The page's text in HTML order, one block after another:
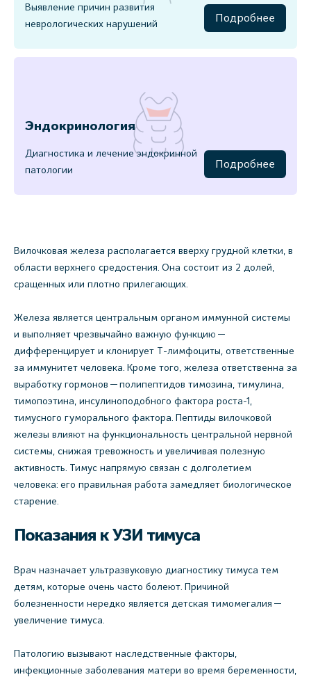
Выявление причин развития
неврологических нарушений
Подробнее
Эндокринология
Диагностика и лечение эндокринной
патологии
Подробнее
Вилочковая железа располагается вверху грудной клетки, в
области верхнего средостения. Она состоит из 2 долей,
сращенных или плотно прилегающих.
Железа является центральным органом иммунной системы
и выполняет чрезвычайно важную функцию —
дифференцирует и клонирует Т-лимфоциты, ответственные
за иммунитет человека. Кроме того, железа ответственна за
выработку гормонов — полипептидов тимозина, тимулина,
тимопоэтина, инсулиноподобного фактора роста-1,
тимусного гуморального фактора. Пептиды вилочковой
железы влияют на функциональность центральной нервной
системы, снижая тревожность и увеличивая полезную
активность. Тимус напрямую связан с долголетием
человека: его правильная работа замедляет биологическое
старение.
Показания к УЗИ тимуса
Врач назначает ультразвуковую диагностику тимуса тем
детям, которые очень часто болеют. Причиной
болезненности нередко является детская тимомегалия —
увеличение тимуса.
Патологию вызывают наследственные факторы,
инфекционные заболевания матери во время беременности,